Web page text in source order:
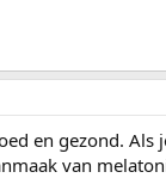
en gezond. Als
van